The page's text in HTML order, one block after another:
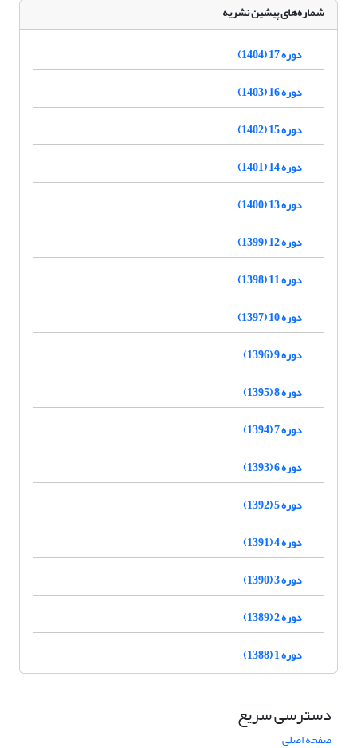
شماره‌های پیشین نشریه
دوره 17 (1404)
دوره 16 (1403)
دوره 15 (1402)
دوره 14 (1401)
دوره 13 (1400)
دوره 12 (1399)
دوره 11 (1398)
دوره 10 (1397)
دوره 9 (1396)
دوره 8 (1395)
دوره 7 (1394)
دوره 6 (1393)
دوره 5 (1392)
دوره 4 (1391)
دوره 3 (1390)
دوره 2 (1389)
دوره 1 (1388)
دسترسی سریع
صفحه اصلی